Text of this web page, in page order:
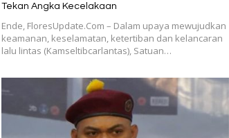
Tekan Angka Kecelakaan
​Ende, FloresUpdate.Com – Dalam upaya mewujudkan
keamanan, keselamatan, ketertiban dan kelancaran
lalu lintas (Kamseltibcarlantas), Satuan…